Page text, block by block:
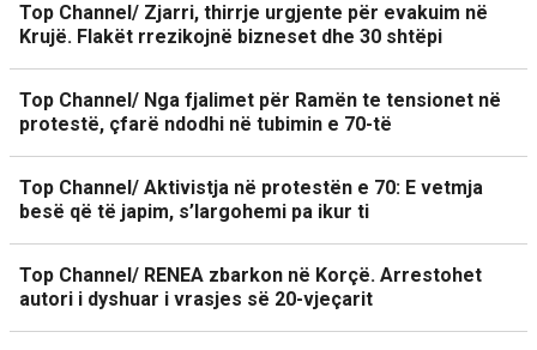
Top Channel/ Zjarri, thirrje urgjente për evakuim në
Krujë. Flakët rrezikojnë bizneset dhe 30 shtëpi
Top Channel/ Nga fjalimet për Ramën te tensionet në
protestë, çfarë ndodhi në tubimin e 70-të
Top Channel/ Aktivistja në protestën e 70: E vetmja
besë që të japim, s’largohemi pa ikur ti
Top Channel/ RENEA zbarkon në Korçë. Arrestohet
autori i dyshuar i vrasjes së 20-vjeçarit